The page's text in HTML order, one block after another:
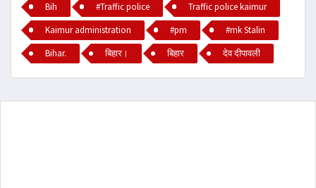
Bih #Traffic police
Traffic police kaimur
Kaimur administration
#pm
#mk Stalin
Bihar.
बिहार। बिहार देव दीपावली